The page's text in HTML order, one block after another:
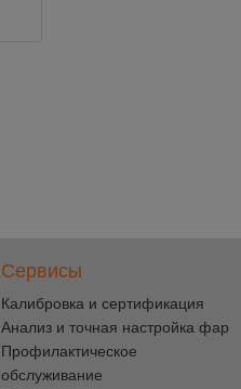
Сервисы
Калибровка и сертификация
Анализ и точная настройка фар
Профилактическое
обслуживание